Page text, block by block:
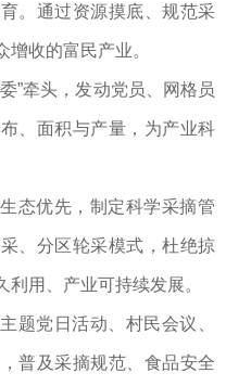
。通过资源摸底、规范采
收的富民产业。
”牵头，发动党员、网格员
、面积与产量，为产业科
态优先，制定科学采摘管
、分区轮采模式，杜绝掠
用、产业可持续发展。
题党日活动、村民会议、
普及采摘规范、食品安全